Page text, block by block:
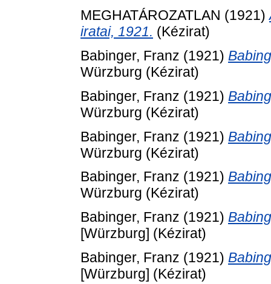
MEGHATÁROZATLAN (1921)
iratai, 1921. (Kézirat)
Babinger, Franz (1921)
Würzburg (Kézirat)
Babinger, Franz (1921)
Würzburg (Kézirat)
Babinger, Franz (1921)
Würzburg (Kézirat)
Babinger, Franz (1921)
Würzburg (Kézirat)
Babinger, Franz (1921)
[Würzburg] (Kézirat)
Babinger, Franz (1921)
[Würzburg] (Kézirat)